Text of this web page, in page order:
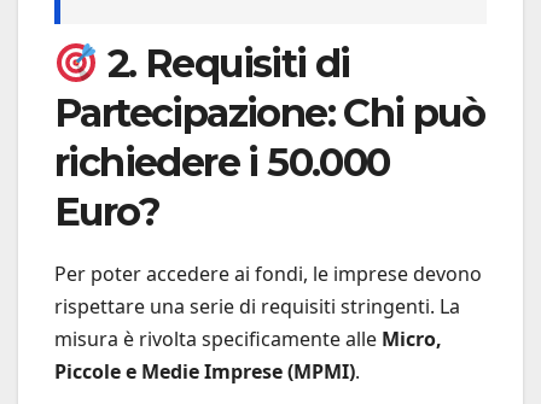
2. Requisiti di
Partecipazione: Chi può
richiedere i 50.000
Euro?
Per poter accedere ai fondi, le imprese devono
rispettare una serie di requisiti stringenti. La
misura è rivolta specificamente alle Micro,
Piccole e Medie Imprese (MPMI).